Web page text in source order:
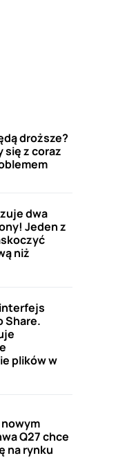
droższe?
się z coraz
dwa
Jeden z
niż
Share.
plików w
nowym
Q27 chce
na rynku